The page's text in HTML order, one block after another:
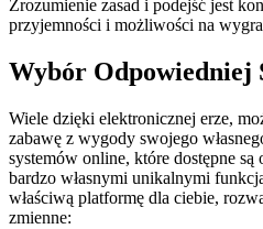
Zrozumienie zasad i podejść jest
przyjemności i możliwości na
Wybór Odpowiedniej
Wiele dzięki elektronicznej erze,
zabawę z wygody swojego
systemów online, które dostępne
bardzo własnymi unikalnymi
właściwą platformę dla ciebie,
zmienne: